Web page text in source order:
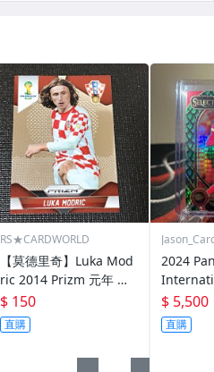
RS★CARDWORLD
【莫德里奇】Luka Mod
ric 2014 Prizm 元年 Wo
rld Cup 世界盃 金屬卡
$ 150
直購
2024
ahomes
club
$ 5,500
直購